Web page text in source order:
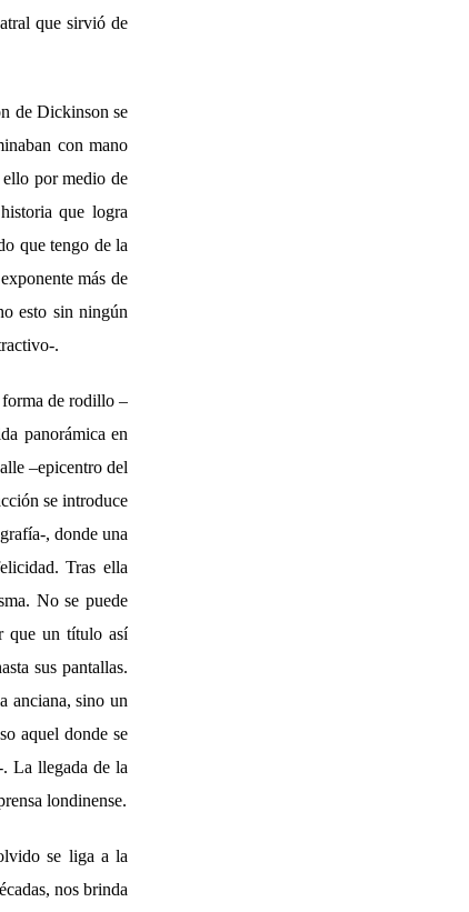
que sirvió de
de Dickinson se
con mano
ello por medio de
que logra
que tengo de la
más de
esto sin ningún
.
de rodillo –
panorámica en
–epicentro del
se introduce
, donde una
Tras ella
No se puede
que un título así
sus pantallas.
anciana, sino un
aquel donde se
La llegada de la
londinense.
se liga a la
nos brinda